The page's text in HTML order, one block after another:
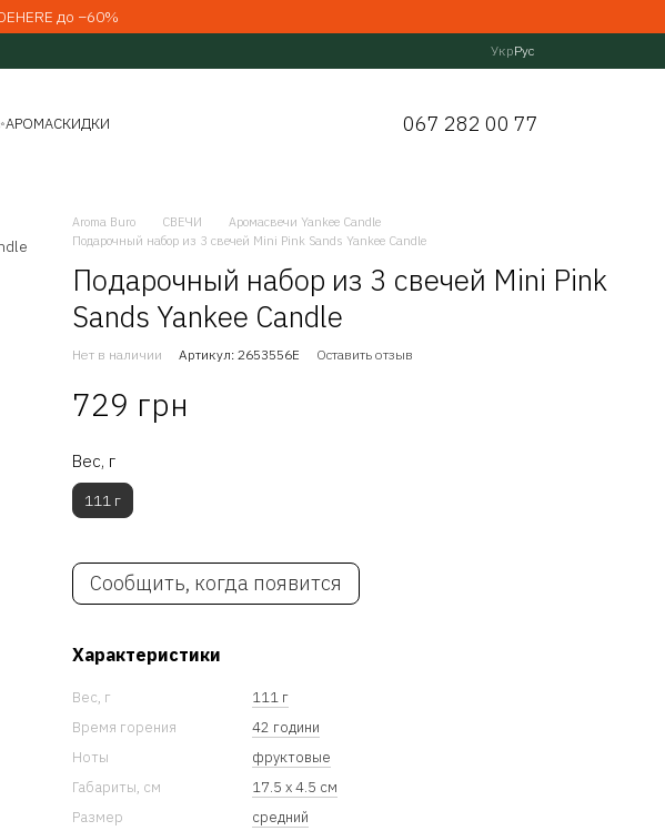
до −60%
УкрРус
067 282 00 77
Aroma Buro СВЕЧИ
Аромасвечи Yankee Candle
Подарочный набор из 3 свечей Mini Pink Sands Yankee Candle
Подарочный набор из 3 свечей Mini Pink
Sands Yankee Candle
Нет в наличии Артикул: 2653556E Оставить отзыв
729 грн
Вес, г
111 г
Сообщить, когда появится
Характеристики
Вес, г
111 г
Время горения
42 години
Ноты
фруктовые
Габариты, см
17.5 x 4.5 см
Размер
средний